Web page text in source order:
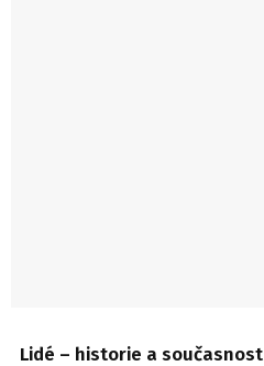
Lidé – historie a současnost